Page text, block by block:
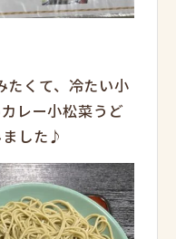
たくて、冷たい小
レー小松菜うど
した♪